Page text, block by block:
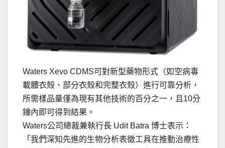
Waters Xevo CDMS可對新型藥物形式（如空病毒
載體衣殼、部分衣殼和完整衣殼）進行可靠分析，
所需樣品量僅為現有其他技術的百分之一，且10分
鐘內即可得到結果。
Waters公司總裁兼執行長 Udit Batra 博士表示：
「我們深知先進的生物分析表徵工具在推動治療性